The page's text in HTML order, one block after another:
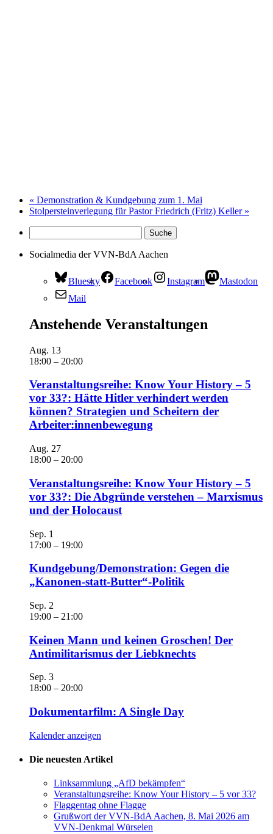
« Demonstration & Kundgebung zum 1. Mai
Stolpersteinverlegung für Pastor Friedrich (Fritz) Keller »
Socialmedia der VVN-BdA Aachen
Bluesky Facebook Instagram
Mastodon
Mail
Anstehende Veranstaltungen
Aug. 13
18:00 – 20:00
Veranstaltungsreihe: Know Your History – 5
vor 33?: Hätte Hitler verhindert werden
können? Strategien und Scheitern der
Arbeiter:innenbewegung
Aug. 27
18:00 – 20:00
Veranstaltungsreihe: Know Your History – 5
vor 33?: Die Abgründe verstehen – Marxismus
und der Holocaust
Sep. 1
17:00 – 19:00
Kundgebung/Demonstration: Gegen die
„Kanonen-statt-Butter“-Politik
Sep. 2
19:00 – 21:00
Keinen Mann und keinen Groschen! Der
Antimilitarismus der Liebknechts
Sep. 3
18:00 – 20:00
Dokumentarfilm: A Single Day
Kalender anzeigen
Die neuesten Artikel
Linksammlung „AfD bekämpfen“
Veranstaltungsreihe: Know Your History – 5 vor 33?
Flaggentag ohne Flagge
Grußwort der VVN-BdA Aachen, 8. Mai 2026 am
VVN-Denkmal Würselen